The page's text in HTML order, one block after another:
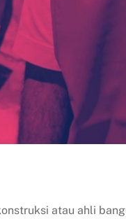
atau ahli